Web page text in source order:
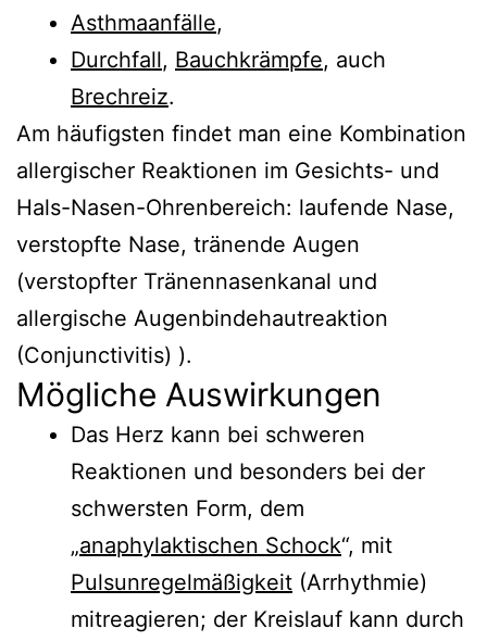
Asthmaanfälle,
Durchfall, Bauchkrämpfe, auch
Brechreiz.
Am häufigsten findet man eine Kombination
allergischer Reaktionen im Gesichts- und
Hals-Nasen-Ohrenbereich: laufende Nase,
verstopfte Nase, tränende Augen
(verstopfter Tränennasenkanal und
allergische Augenbindehautreaktion
(Conjunctivitis) ).
Mögliche Auswirkungen
Das Herz kann bei schweren
Reaktionen und besonders bei der
schwersten Form, dem
„anaphylaktischen Schock“, mit
Pulsunregelmäßigkeit (Arrhythmie)
mitreagieren; der Kreislauf kann durch